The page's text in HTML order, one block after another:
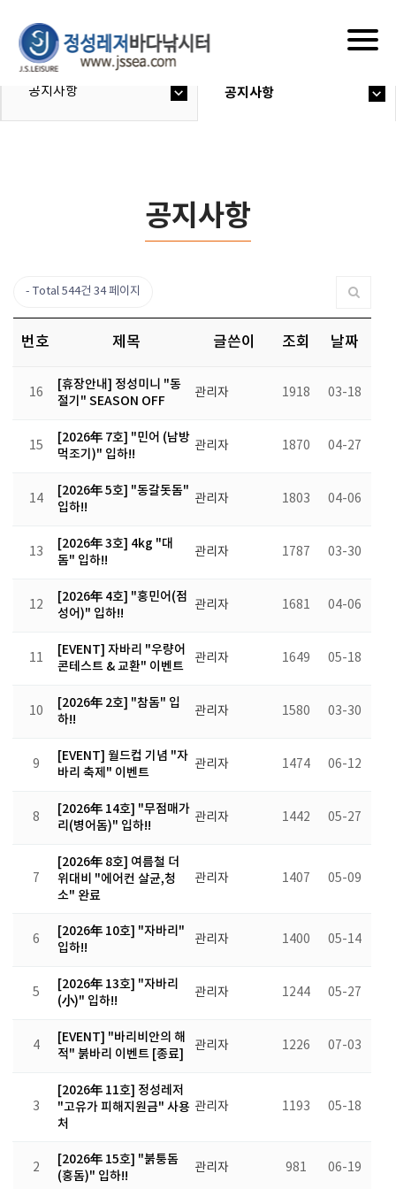
공지사항 공지사항
공지사항
Total 544건 34 페이지
번호 제목 글쓴이 조회 날짜
16
[휴장안내] 정성미니 "동
절기" SEASON OFF
관리자 1918 03-18
15
[2026年 7호] "민어 (남방
먹조기)" 입하!!
관리자 1870 04-27
14
[2026年 5호] "동갈돗돔"
입하!!
관리자 1803 04-06
13
[2026年 3호] 4kg "대
돔" 입하!!
관리자 1787 03-30
12
[2026年 4호] "홍민어(점
성어)" 입하!!
관리자 1681 04-06
11
[EVENT] 자바리 "우량어
콘테스트 & 교환" 이벤트
관리자 1649 05-18
10
[2026年 2호] "참돔" 입
하!!
관리자 1580 03-30
9
[EVENT] 월드컵 기념 "자
바리 축제" 이벤트
관리자 1474 06-12
8
[2026年 14호] "무점매가
리(병어돔)" 입하!!
관리자 1442 05-27
7
[2026年 8호] 여름철 더
위대비 "에어컨 살균,청
소" 완료
관리자 1407 05-09
6
[2026年 10호] "자바리"
입하!!
관리자 1400 05-14
5
[2026年 13호] "자바리
(小)" 입하!!
관리자 1244 05-27
4
[EVENT] "바리비안의 해
적" 붉바리 이벤트 [종료]
관리자 1226 07-03
3
[2026年 11호] 정성레저
"고유가 피해지원금" 사용
처
관리자 1193 05-18
2
[2026年 15호] "붉퉁돔
(홍돔)" 입하!!
관리자 981 06-19